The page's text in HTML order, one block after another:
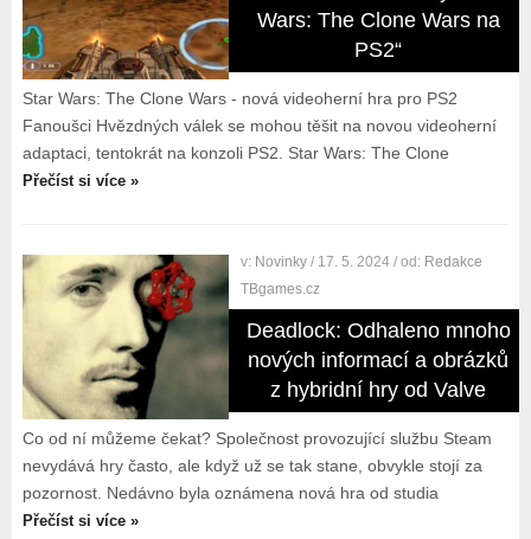
Wars: The Clone Wars na
PS2“
Star Wars: The Clone Wars - nová videoherní hra pro PS2
Fanoušci Hvězdných válek se mohou těšit na novou videoherní
adaptaci, tentokrát na konzoli PS2. Star Wars: The Clone
Přečíst si více »
v: Novinky / 17. 5. 2024 / od: Redakce
TBgames.cz
Deadlock: Odhaleno mnoho
nových informací a obrázků
z hybridní hry od Valve
Co od ní můžeme čekat? Společnost provozující službu Steam
nevydává hry často, ale když už se tak stane, obvykle stojí za
pozornost. Nedávno byla oznámena nová hra od studia
Přečíst si více »